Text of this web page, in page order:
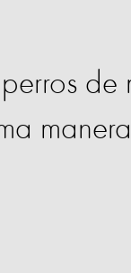
perros